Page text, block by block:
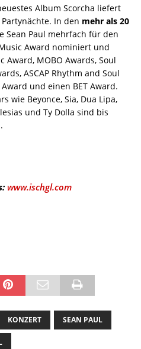
Album Scorcha liefert
In den mehr als 20
Sean Paul mehrfach für den
Award nominiert und
MOBO Awards, Soul
ASCAP Rhythm and Soul
und einen BET Award.
wie Beyonce, Sia, Dua Lipa,
und Ty Dolla sind bis
www.ischgl.com
KONZERT SEAN PAUL